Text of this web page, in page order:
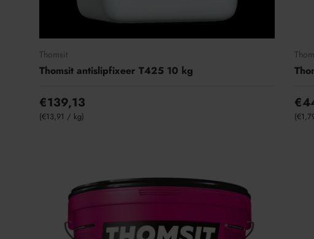
Thomsit
Thomsit antislipfixeer T425 10 kg
€139,13
Eenheid prijs
€13,91 / kg